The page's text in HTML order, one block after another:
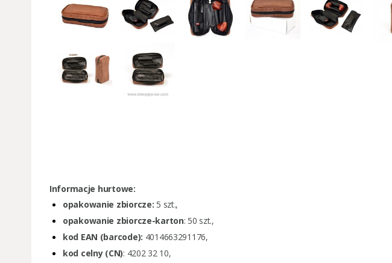
Informacje hurtowe:
opakowanie zbiorcze: 5 szt.,
opakowanie zbiorcze-karton: 50 szt.,
kod EAN (barcode): 4014663291176,
kod celny (CN): 4202 32 10,